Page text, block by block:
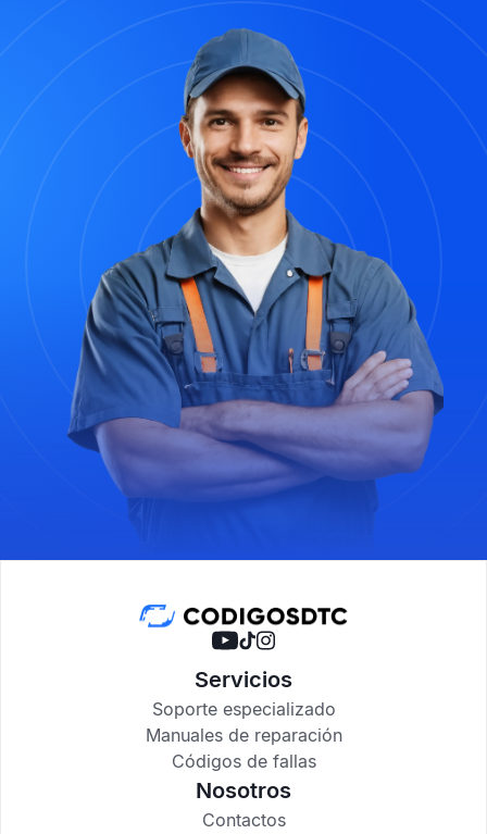
Servicios
Soporte especializado
Manuales de reparación
Códigos de fallas
Nosotros
Contactos